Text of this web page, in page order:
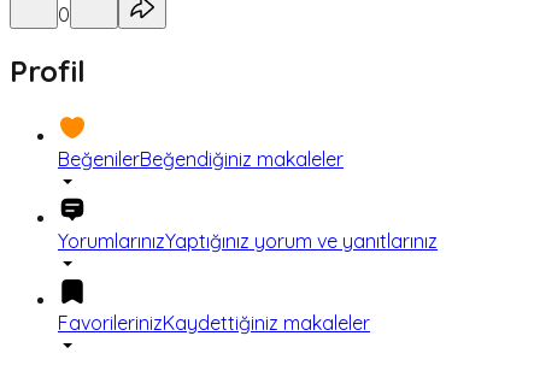
0
Profil
BeğenilerBeğendiğiniz makaleler
YorumlarınızYaptığınız yorum ve yanıtlarınız
FavorilerinizKaydettiğiniz makaleler